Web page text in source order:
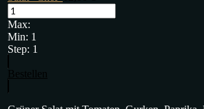
Max:
Min: 1
Step: 1